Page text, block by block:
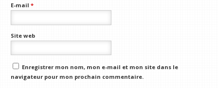
E-mail*
Site web
Enregistrer mon nom, mon e-mail et mon site dans le
navigateur pour mon prochain commentaire.